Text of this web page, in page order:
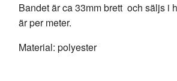
Bandet är ca 33mm brett och säljs i
är per meter.
Material: polyester